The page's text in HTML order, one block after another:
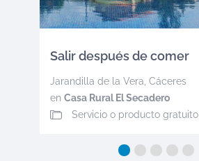
Salir después de comer
Jarandilla de la Vera Cáceres
en Casa Rural El Secadero
Servicio o producto gratuito